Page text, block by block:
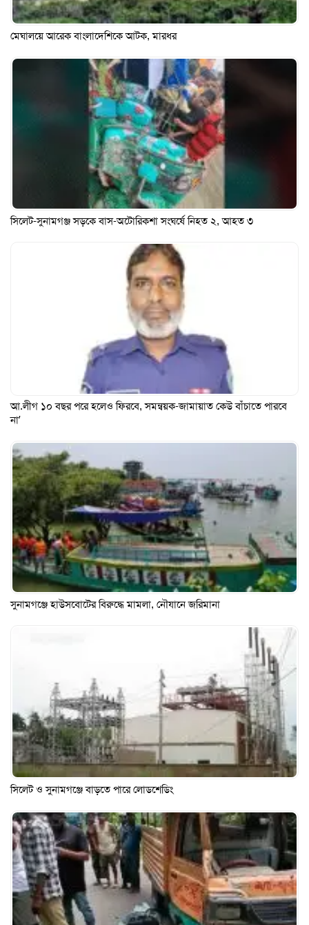
মেঘালয়ে আরেক বাংলাদেশিকে আটক, মারধর
সিলেট-সুনামগঞ্জ সড়কে বাস-অটোরিকশা সংঘর্ষে নিহত ২, আহত ৩
আ.লীগ ১০ বছর পরে হলেও ফিরবে, সমন্বয়ক-জামায়াত কেউ বাঁচাতে পারবে
না’
সুনামগঞ্জে হাউসবোটের বিরুদ্ধে মামলা, নৌযানে জরিমানা
সিলেট ও সুনামগঞ্জে বাড়তে পারে লোডশেডিং